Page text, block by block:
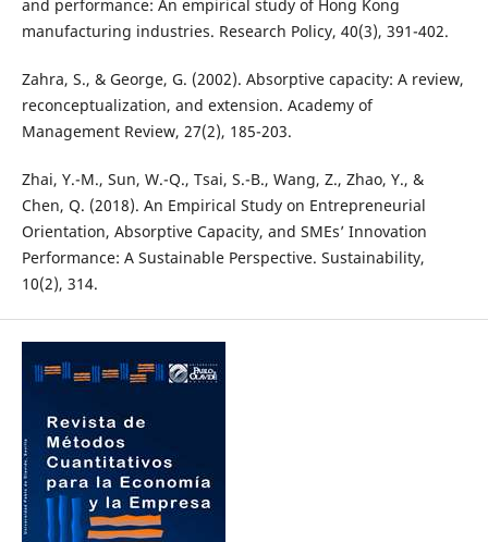
and performance: An empirical study of Hong Kong
manufacturing industries. Research Policy, 40(3), 391-402.
Zahra, S., & George, G. (2002). Absorptive capacity: A review,
reconceptualization, and extension. Academy of
Management Review, 27(2), 185-203.
Zhai, Y.-M., Sun, W.-Q., Tsai, S.-B., Wang, Z., Zhao, Y., &
Chen, Q. (2018). An Empirical Study on Entrepreneurial
Orientation, Absorptive Capacity, and SMEs’ Innovation
Performance: A Sustainable Perspective. Sustainability,
10(2), 314.